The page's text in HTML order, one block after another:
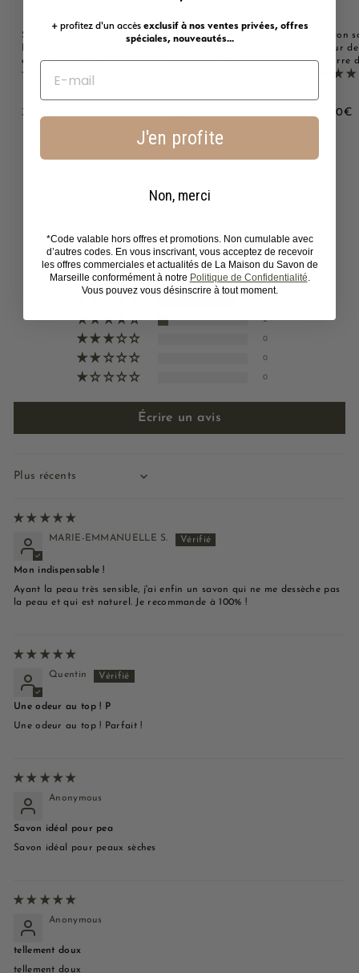
Savon solide parfumé au
de karité bio 125g
2221 avis
3,00€
0
Savon solide parfumé
karité bio 125g
,
0
0
Savon
Fleur
beurre
3,00€3
4.88 sur 5
Basé sur 17 avis
2
0
0
0
Écrire un avis
Sort by
MARIE-EMMANUELLE S.
Mon indispensable !
Ayant la peau très sensible, j'ai enfin un savon qui ne me dessèche pas
la peau et qui est naturel. Je recommande à 100% !
Quentin
Une odeur au top ! P
Une odeur au top ! Parfait !
Anonymous
Savon idéal pour pea
Savon idéal pour peaux sèches
Anonymous
tellement doux
tellement doux
+ profitez d'un accès exclusif à nos ventes privées, offres
spéciales, nouveautés...
J'en profite
Non, merci
*Code valable hors offres et promotions. Non cumulable avec
d’autres codes. En vous inscrivant, vous acceptez de recevoir
les offres commerciales et actualités de La Maison du Savon de
Marseille conformément à notre Politique de Confidentialité.
Vous pouvez vous désinscrire à tout moment.